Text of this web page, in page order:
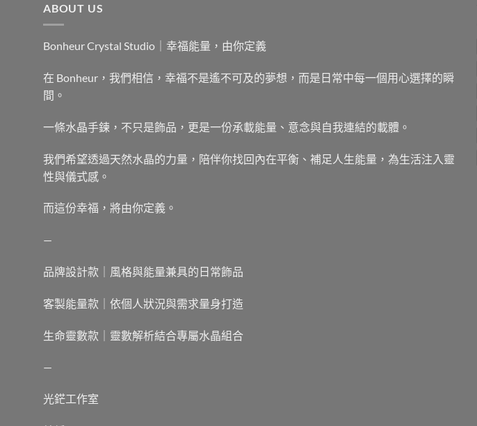
ABOUT US
Bonheur Crystal Studio｜幸福能量，由你定義
在 Bonheur，我們相信，幸福不是遙不可及的夢想，而是日常中每一個用心選擇的瞬
間。
一條水晶手鍊，不只是飾品，更是一份承載能量、意念與自我連結的載體。
我們希望透過天然水晶的力量，陪伴你找回內在平衡、補足人生能量，為生活注入靈
性與儀式感。
而這份幸福，將由你定義。
—
品牌設計款｜風格與能量兼具的日常飾品
客製能量款｜依個人狀況與需求量身打造
生命靈數款｜靈數解析結合專屬水晶組合
—
光鋩工作室